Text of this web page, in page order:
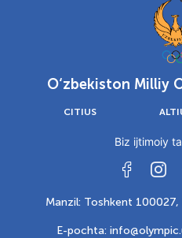
O‘zbekiston Milliy
CITIUS
Biz ijtimoiy
Manzil: Toshkent
E-pochta: